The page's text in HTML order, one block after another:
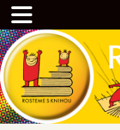
Přejít
k
hlavnímu
obsahu
webu
Kampaň na podporu